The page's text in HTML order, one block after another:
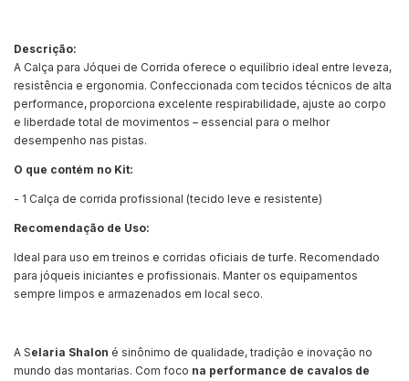
Descrição:
A Calça para Jóquei de Corrida oferece o equilíbrio ideal entre leveza,
resistência e ergonomia. Confeccionada com tecidos técnicos de alta
performance, proporciona excelente respirabilidade, ajuste ao corpo
e liberdade total de movimentos – essencial para o melhor
desempenho nas pistas.
O que contém no Kit:
- 1 Calça de corrida profissional (tecido leve e resistente)
Recomendação de Uso:
Ideal para uso em treinos e corridas oficiais de turfe. Recomendado
para jóqueis iniciantes e profissionais. Manter os equipamentos
sempre limpos e armazenados em local seco.
A Selaria Shalon é sinônimo de qualidade, tradição e inovação no
mundo das montarias. Com foco na performance de cavalos de